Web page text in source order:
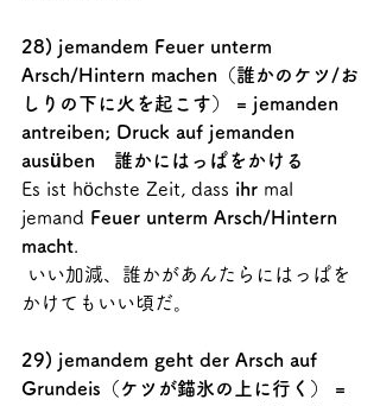
28) jemandem Feuer unterm
Arsch/Hintern machen（誰かのケツ/お
しりの下に火を起こす） = jemanden
antreiben; Druck auf jemanden
ausüben　誰かにはっぱをかける
Es ist höchste Zeit, dass ihr mal
jemand Feuer unterm Arsch/Hintern
macht
かけてもいい頃だ。
29) jemandem geht der Arsch auf
Grundeis（ケツが錨氷の上に行く） =